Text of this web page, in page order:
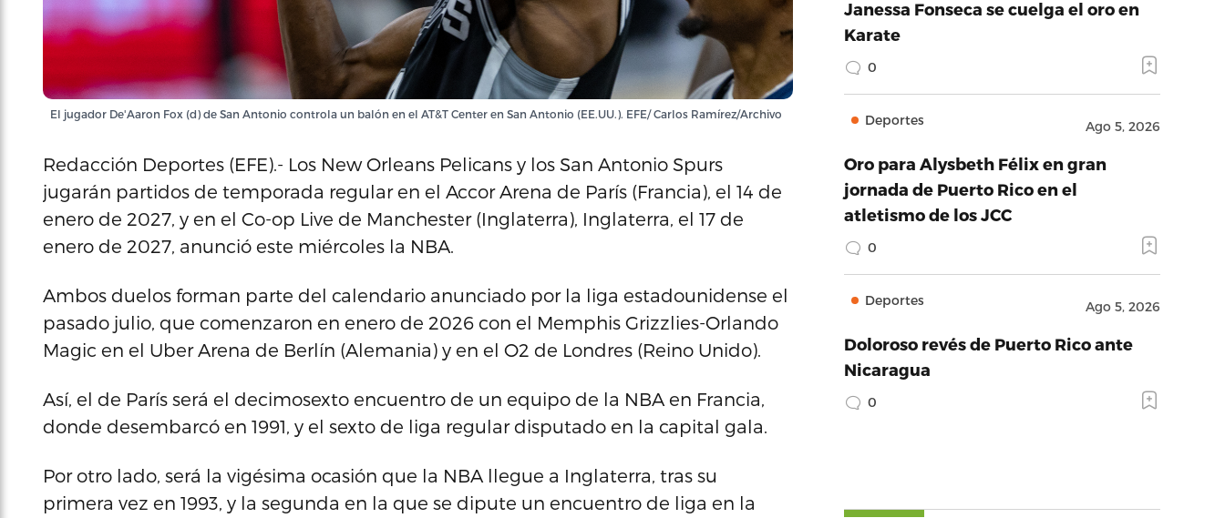
El jugador De'Aaron Fox (d) de San Antonio controla un balón en el AT&T Center en San Antonio (EE.UU.). EFE/ Carlos Ramírez/Archivo
Redacción Deportes (EFE).- Los New Orleans Pelicans y los San Antonio Spurs
jugarán partidos de temporada regular en el Accor Arena de París (Francia), el 14 de
enero de 2027, y en el Co-op Live de Manchester (Inglaterra), Inglaterra, el 17 de
enero de 2027, anunció este miércoles la NBA.
Ambos duelos forman parte del calendario anunciado por la liga estadounidense el
pasado julio, que comenzaron en enero de 2026 con el Memphis Grizzlies-Orlando
Magic en el Uber Arena de Berlín (Alemania) y en el O2 de Londres (Reino Unido).
Así, el de París será el decimosexto encuentro de un equipo de la NBA en Francia,
donde desembarcó en 1991, y el sexto de liga regular disputado en la capital gala.
Por otro lado, será la vigésima ocasión que la NBA llegue a Inglaterra, tras su
primera vez en 1993, y la segunda en la que se dipute un encuentro de liga en la
Janessa Fonseca se cuelga el oro en
Karate
0
Deportes Ago 5, 2026
Oro para Alysbeth Félix en gran
jornada de Puerto Rico en el
atletismo de los JCC
0
Deportes Ago 5, 2026
Doloroso revés de Puerto Rico ante
Nicaragua
0